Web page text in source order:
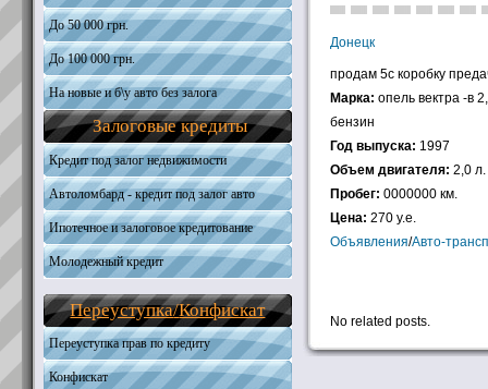
Общая информация
Требования к кандидатам
Необходимые документы
Получить кредит
До 50 000 грн.
Общая информация
Требования к кандидатам
Необходимые документы
Получить кредит
До 100 000 грн.
Общая информация
Требования к кандидатам
Необходимые документы
Получить кредит
На новые и б\у авто без залога
Общая информация
Требования к кандидатам
Необходимые документы
Получить кредит
Залоговые кредиты
Кредит под залог недвижимости
Автоломбард - кредит под залог авто
Ипотечное и залоговое кредитование
Автокредитование
Кредиты на землю
Наличные под залог
Молодежный кредит
Переуступка/Конфискат
Переуступка прав по кредиту
Конфискат
Донецк
продам 5с коробку
Марка: опель вектра -в
бензин
Год выпуска: 1997
Объем двигателя: 2,0 л.
Пробег: 0000000 км.
Цена: 270 у.е.
Объявления/Авто-
No related posts.